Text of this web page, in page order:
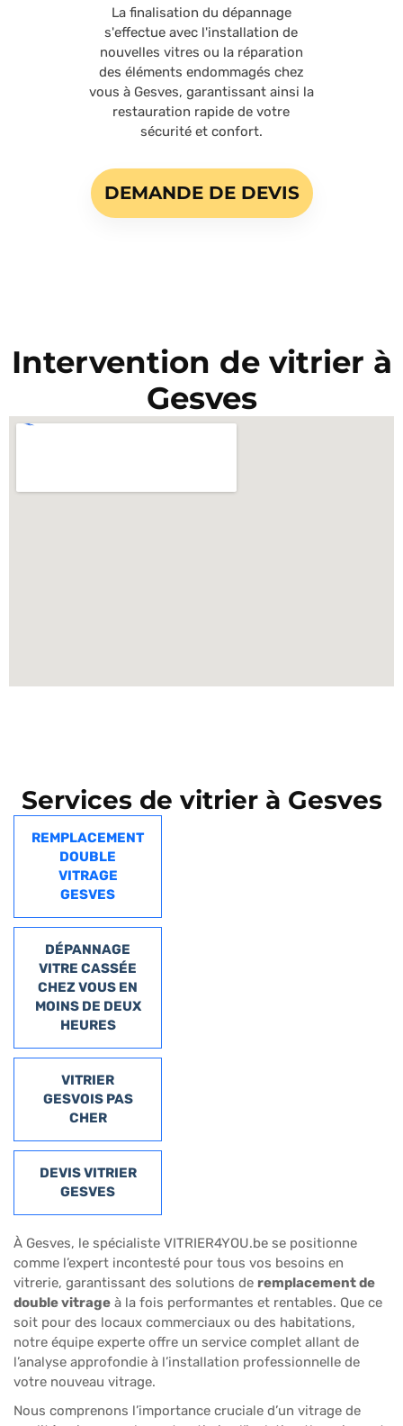
La finalisation du dépannage
s'effectue avec l'installation de
nouvelles vitres ou la réparation
des éléments endommagés chez
vous à Gesves, garantissant ainsi la
restauration rapide de votre
sécurité et confort.
DEMANDE DE DEVIS
Intervention de vitrier à
Gesves
Services de vitrier à Gesves
REMPLACEMENT
DOUBLE
VITRAGE
GESVES
DÉPANNAGE
VITRE CASSÉE
CHEZ VOUS EN
MOINS DE DEUX
HEURES
VITRIER
GESVOIS PAS
CHER
DEVIS VITRIER
GESVES
À Gesves, le spécialiste VITRIER4YOU.be se positionne
comme l’expert incontesté pour tous vos besoins en
vitrerie, garantissant des solutions de remplacement de
double vitrage à la fois performantes et rentables. Que ce
soit pour des locaux commerciaux ou des habitations,
notre équipe experte offre un service complet allant de
l’analyse approfondie à l’installation professionnelle de
votre nouveau vitrage.
Nous comprenons l’importance cruciale d’un vitrage de